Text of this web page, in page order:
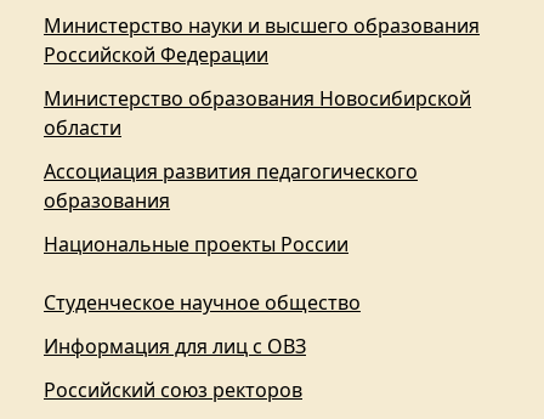
Министерство науки и высшего образования
Российской Федерации
Министерство образования Новосибирской
области
Ассоциация развития педагогического
образования
Национальные проекты России
Студенческое научное общество
Информация для лиц с ОВЗ
Российский союз ректоров